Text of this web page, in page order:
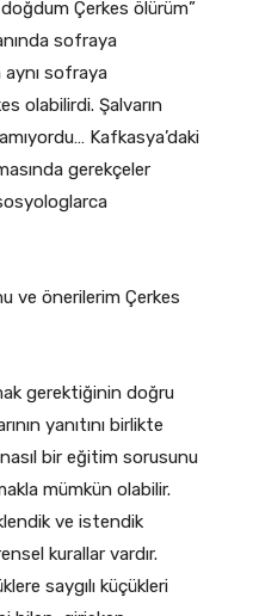
Çerkes ölürüm”
sofraya
aynı sofraya
olabilirdi. Şalvarın
Kafkasya’daki
gerekçeler
ve önerilerim Çerkes
gerektiğinin doğru
yanıtını birlikte
bir eğitim sorusunu
mümkün olabilir.
ve istendik
kurallar vardır.
saygılı küçükleri